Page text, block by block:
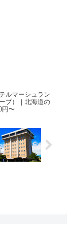
ルマーシュラン
プ）｜北海道の
円〜